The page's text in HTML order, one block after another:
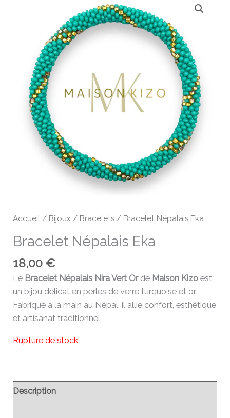
Accueil / Bijoux / Bracelets / Bracelet Népalais Eka
Bracelet Népalais Eka
18,00€
Le Bracelet Népalais Nira Vert Orde Maison Kizo est
un bijou délicat en perles de verre turquoise et or.
Fabriqué à la main au Népal, il allie confort, esthétique
et artisanat traditionnel.
Rupture de stock
Description